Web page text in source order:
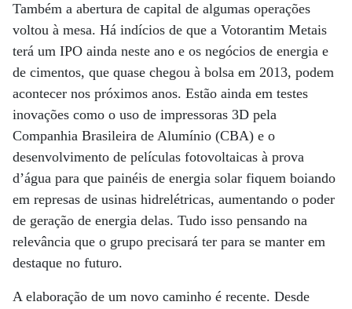
Também a abertura de capital de algumas operações
voltou à mesa. Há indícios de que a Votorantim Metais
terá um IPO ainda neste ano e os negócios de energia e
de cimentos, que quase chegou à bolsa em 2013, podem
acontecer nos próximos anos. Estão ainda em testes
inovações como o uso de impressoras 3D pela
Companhia Brasileira de Alumínio (CBA) e o
desenvolvimento de películas fotovoltaicas à prova
d’água para que painéis de energia solar fiquem boiando
em represas de usinas hidrelétricas, aumentando o poder
de geração de energia delas. Tudo isso pensando na
relevância que o grupo precisará ter para se manter em
destaque no futuro.
A elaboração de um novo caminho é recente. Desde